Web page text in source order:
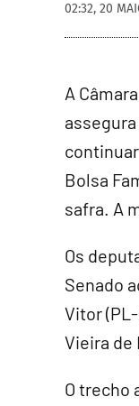
02:32, 20
A
Bolsa
safra. A
Os
Senado
Vitor
Vieira de
O trecho